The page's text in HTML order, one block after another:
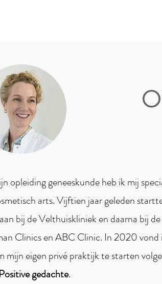
opleiding geneeskunde heb ik mij
arts. Vijftien jaar geleden
bij de Velthuiskliniek en daarna bij de
Clinics en ABC Clinic. In 2020 vond
mijn eigen privé praktijk te starten
gedachte.